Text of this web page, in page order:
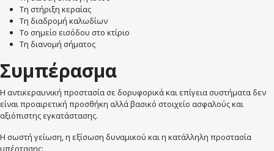
Τη στήριξη κεραίας
Τη διαδρομή καλωδίων
Το σημείο εισόδου στο κτίριο
Τη διανομή σήματος
Συμπέρασμα
Η αντικεραυνική προστασία σε δορυφορικά και επίγεια συστήματα δεν
είναι προαιρετική προσθήκη αλλά βασικό στοιχείο ασφαλούς και
αξιόπιστης εγκατάστασης.
Η σωστή γείωση, η εξίσωση δυναμικού και η κατάλληλη προστασία
υπέρτασης: